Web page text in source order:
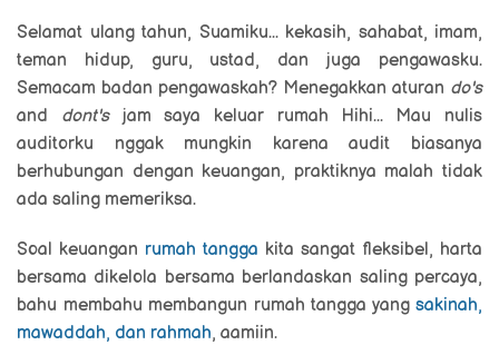
Selamat ulang tahun, Suamiku... kekasih, sahabat, imam,
teman hidup, guru, ustad, dan juga pengawasku.
Semacam badan pengawaskah? Menegakkan aturan do's
and dont'sjam saya keluar rumah Hihi... Mau nulis
auditorku nggak mungkin karena audit biasanya
berhubungan dengan keuangan, praktiknya malah tidak
ada saling memeriksa.
Soal keuangan rumah tangga kita sangat fleksibel, harta
bersama dikelola bersama berlandaskan saling percaya,
bahu membahu membangun rumah tangga yang sakinah,
mawaddah, dan rahmah, aamiin.